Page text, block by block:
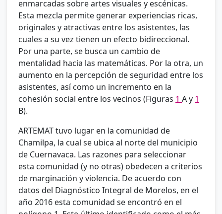
enmarcadas sobre artes visuales y escénicas.
Esta mezcla permite generar experiencias ricas,
originales y atractivas entre los asistentes, las
cuales a su vez tienen un efecto bidireccional.
Por una parte, se busca un cambio de
mentalidad hacia las matemáticas. Por la otra, un
aumento en la percepción de seguridad entre los
asistentes, así como un incremento en la
cohesión social entre los vecinos (Figuras 1 A y 1
B).
ARTEMAT tuvo lugar en la comunidad de
Chamilpa, la cual se ubica al norte del municipio
de Cuernavaca. Las razones para seleccionar
esta comunidad (y no otras) obedecen a criterios
de marginación y violencia. De acuerdo con
datos del Diagnóstico Integral de Morelos, en el
año 2016 esta comunidad se encontró en el